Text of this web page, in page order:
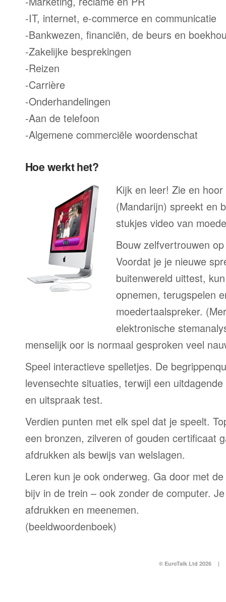
-IT, internet, e-commerce en communicatie
-Bankwezen, financiën, de beurs en
-Zakelijke besprekingen
-Reizen
-Carrière
-Onderhandelingen
-Aan de telefoon
-Algemene commerciële woordenschat
Hoe werkt het?
Kijk en leer! Zie en
(Mandarijn) spreekt en
stukjes video van
Bouw zelfvertrouwen
Voordat je je nieuwe
buitenwereld uittest,
opnemen, terugspelen
moedertaalspreker.
elektronische
menselijk oor is normaal gesproken veel
Speel interactieve spelletjes. De
levensechte situaties, terwijl een
en uitspraak test.
Verdien punten met elk spel dat je speelt.
een bronzen, zilveren of gouden certificaat
afdrukken als bewijs van welslagen.
Leren kun je ook onderweg. Ga door met
bijv in de trein – ook zonder de computer.
afdrukken en meenemen.
(beeldwoordenboek)
© EuroTalk Ltd 2026 |